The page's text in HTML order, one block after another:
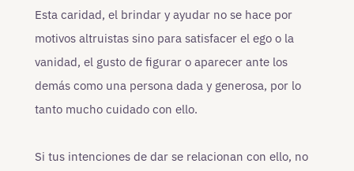
Esta caridad, el brindar y ayudar no se hace por
motivos altruistas sino para satisfacer el ego o la
vanidad, el gusto de figurar o aparecer ante los
demás como una persona dada y generosa, por lo
tanto mucho cuidado con ello.
Si tus intenciones de dar se relacionan con ello, no